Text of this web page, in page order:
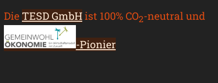
Die TESD GmbHist 100% CO2-neutral und
-Pionier